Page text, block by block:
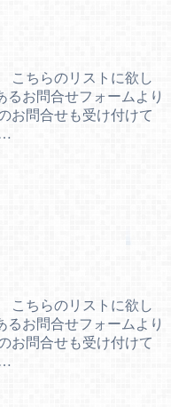
こちらのリストに欲し
るお問合せフォームより
お問合せも受け付けて
こちらのリストに欲し
るお問合せフォームより
お問合せも受け付けて